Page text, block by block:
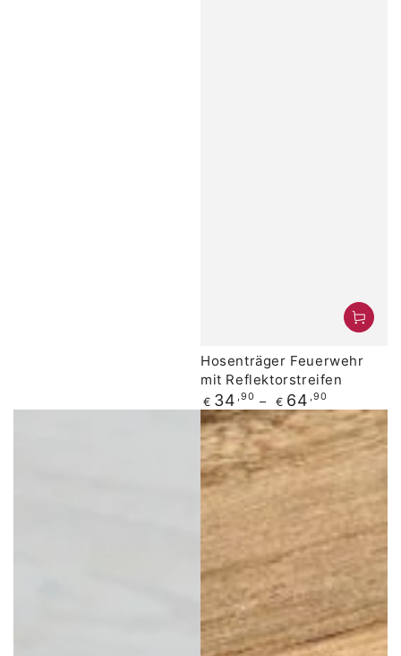
Hosenträger Feuerwehr
mit Reflektorstreifen
Regulärer
Preis
€ 34 ,90 € 64 ,90